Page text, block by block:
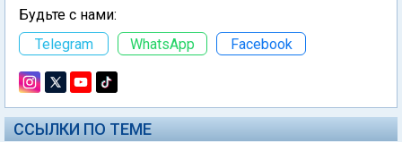
Будьте с нами:
Telegram
WhatsApp Facebook
ССЫЛКИ ПО ТЕМЕ